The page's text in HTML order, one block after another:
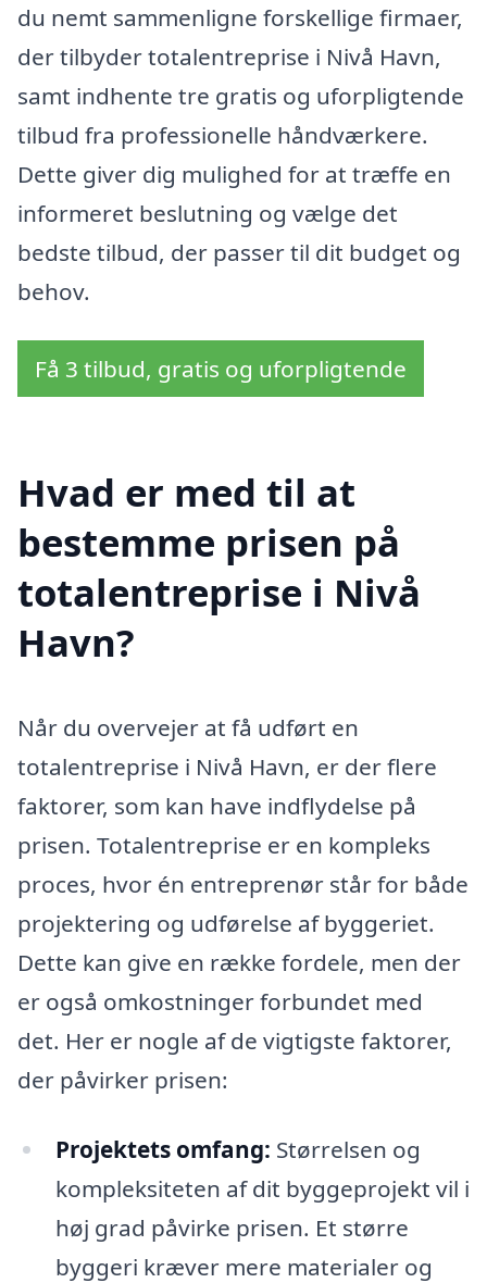
du nemt sammenligne forskellige firmaer,
der tilbyder totalentreprise i Nivå Havn,
samt indhente tre gratis og uforpligtende
tilbud fra professionelle håndværkere.
Dette giver dig mulighed for at træffe en
informeret beslutning og vælge det
bedste tilbud, der passer til dit budget og
behov.
Få 3 tilbud, gratis og uforpligtende
Hvad er med til at
bestemme prisen på
totalentreprise i Nivå
Havn?
Når du overvejer at få udført en
totalentreprise i Nivå Havn, er der flere
faktorer, som kan have indflydelse på
prisen. Totalentreprise er en kompleks
proces, hvor én entreprenør står for både
projektering og udførelse af byggeriet.
Dette kan give en række fordele, men der
er også omkostninger forbundet med
det. Her er nogle af de vigtigste faktorer,
der påvirker prisen:
Projektets omfang: Størrelsen og
kompleksiteten af dit byggeprojekt vil i
høj grad påvirke prisen. Et større
byggeri kræver mere materialer og